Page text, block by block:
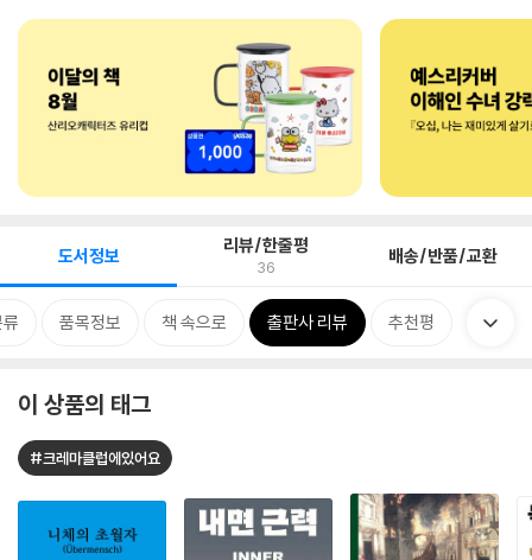
도서정보 리뷰/한줄평
36 배송/반품/교환
품목정보 책 속으로 출판사 리뷰 추천평
이 상품의 태그
#크레마클럽에있어요